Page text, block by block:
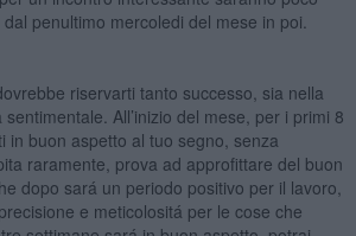
penultimo mercoledi del mese in poi.
riservarti tanto successo, sia nella
All’inizio del mese, per i primi 8
in buon aspetto al tuo segno, senza
raramente, prova ad approfittare del buon
dopo sará un periodo positivo per il lavoro,
e meticolositá per le cose che